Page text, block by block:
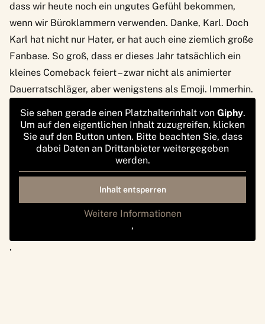
dass wir heute noch ein ungutes Gefühl bekommen,
wenn wir Büroklammern verwenden. Danke, Karl. Doch
Karl hat nicht nur Hater, er hat auch eine ziemlich große
Fanbase. So groß, dass er dieses Jahr tatsächlich ein
kleines Comeback feiert– zwar nicht als animierter
Dauerratschläger, aber wenigstens als Emoji. Immerhin.
Sie sehen gerade einen Platzhalterinhalt von Giphy.
Um auf den eigentlichen Inhalt zuzugreifen, klicken
Sie auf den Button unten. Bitte beachten Sie, dass
dabei Daten an Drittanbieter weitergegeben
werden.
Inhalt entsperren
Weitere Informationen
‚
‚